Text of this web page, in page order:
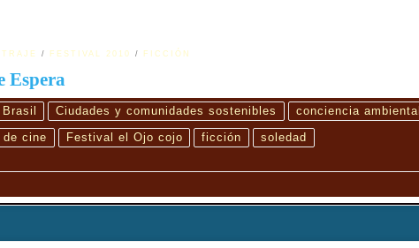
FESTIVAL 2010 FICCIÓN
Espera
Brasil Ciudades y comunidades sostenibles conciencia ambiental
cine Festival el Ojo cojo ficción soledad